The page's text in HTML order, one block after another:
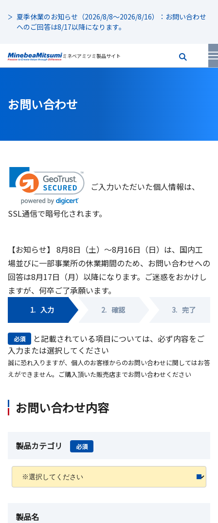
夏季休業のお知らせ（2026/8/8～2026/8/16）：お問い合わせ
へのご回答は8/17以降になります。
ミネベアミツミ製品サイト
お問い合わせ
ご入力いただいた個人情報は、
SSL通信で暗号化されます。
【お知らせ】 8月8日（土）～8月16日（日）は、国内工
場並びに一部事業所の休業期間のため、お問い合わせへの
回答は8月17日（月）以降になります。ご迷惑をおかけし
ますが、何卒ご了承願います。
1. 入力 2. 確認 3. 完了
必須
と記載されている項目については、必ず内容をご
入力または選択してください
誠に恐れ入りますが、個人のお客様からのお問い合わせに関してはお答
えができません。ご購入頂いた販売店までお問い合わせください
お問い合わせ内容
製品カテゴリ 必須
製品名